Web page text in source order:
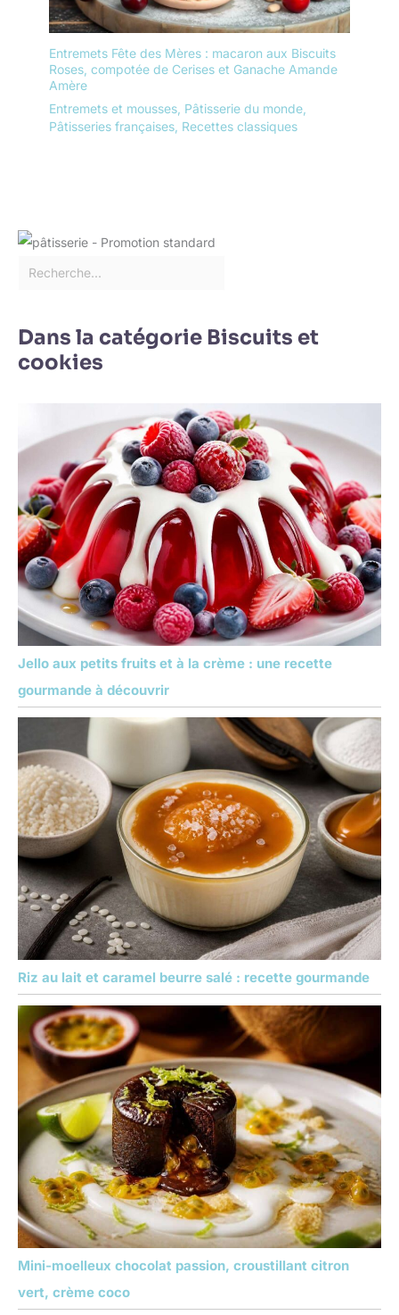
Entremets Fête des Mères : macaron aux Biscuits
Roses, compotée de Cerises et Ganache Amande
Amère
Entremets et mousses Pâtisserie du monde
Pâtisseries françaises Recettes classiques
Dans la catégorie Biscuits et
cookies
Jello aux petits fruits et à la crème : une recette
gourmande à découvrir
Riz au lait et caramel beurre salé : recette gourmande
Mini-moelleux chocolat passion, croustillant citron
vert, crème coco